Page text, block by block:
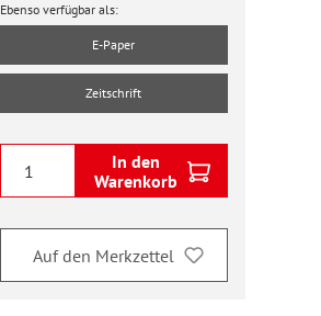
Ebenso verfügbar als:
E-Paper
Zeitschrift
In den
Warenkorb
Auf den Merkzettel